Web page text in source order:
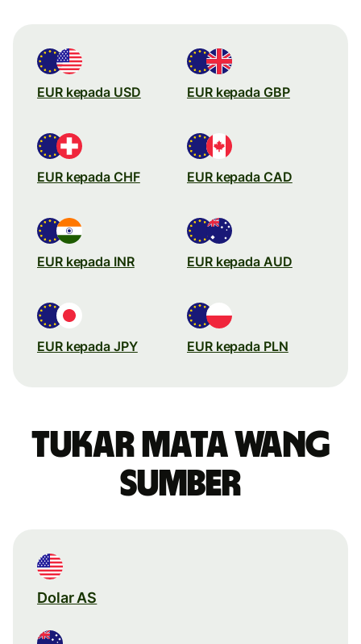
EUR kepada USD EUR kepada GBP
EUR kepada CHF EUR kepada CAD
EUR kepada INR EUR kepada AUD
EUR kepada JPY EUR kepada PLN
Tukar mata wang
sumber
Dolar AS